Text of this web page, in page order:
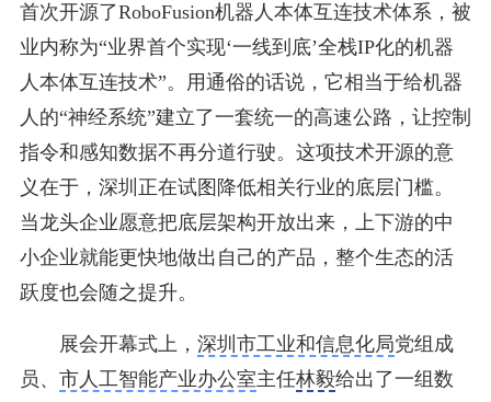
首次开源了RoboFusion机器人本体互连技术体系，被
业内称为“业界首个实现‘一线到底’全栈IP化的机器
人本体互连技术”。用通俗的话说，它相当于给机器
人的“神经系统”建立了一套统一的高速公路，让控制
指令和感知数据不再分道行驶。 这项技术开源的意
义在于，深圳正在试图降低相关行业的底层门槛。
当龙头企业愿意把底层架构开放出来，上下游的中
小企业就能更快地做出自己的产品，整个生态的活
跃度也会随之提升。
展会开幕式上， 深圳市工业和信息化局党组成
员、 市人工智能产业办公室主任林毅给出了一组数